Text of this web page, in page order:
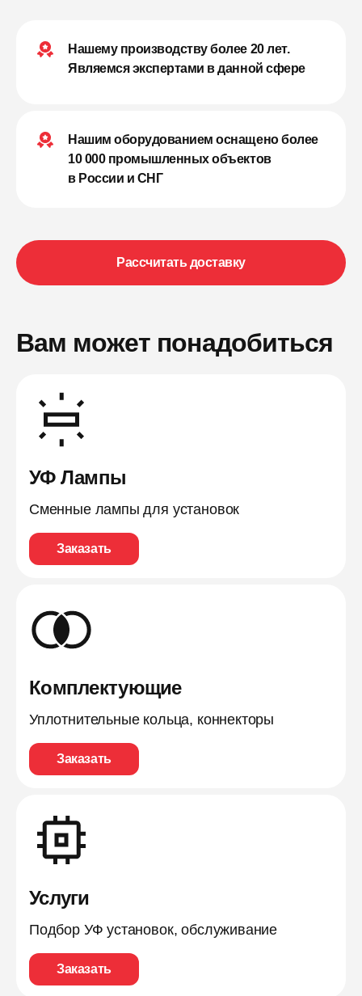
Нашему производству более 20 лет.
Являемся экспертами в данной сфере
Нашим оборудованием оснащено более
10 000 промышленных объектов
в России и СНГ
Рассчитать доставку
Вам может понадобиться
УФ Лампы
Сменные лампы для установок
Заказать
Комплектующие
Уплотнительные кольца, коннекторы
Заказать
Услуги
Подбор УФ установок, обслуживание
Заказать